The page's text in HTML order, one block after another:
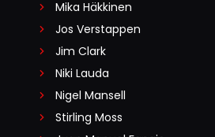
Mika Häkkinen
Jos Verstappen
Jim Clark
Niki Lauda
Nigel Mansell
Stirling Moss